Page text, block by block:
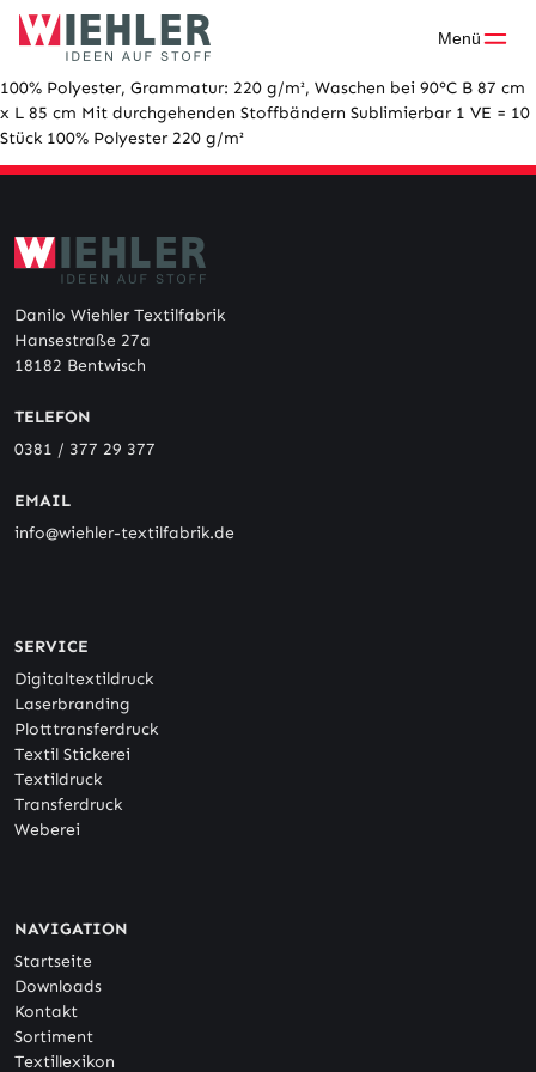
Skip
Menü
100% Polyester, Grammatur: 220 g/m², Waschen bei 90°C B 87 cm
x L 85 cm Mit durchgehenden Stoffbändern Sublimierbar 1 VE = 10
Stück 100% Polyester 220 g/m²
Danilo Wiehler Textilfabrik
Hansestraße 27a
18182 Bentwisch
TELEFON
0381 / 377 29 377
EMAIL
info@wiehler-textilfabrik.de
SERVICE
Digitaltextildruck
Laserbranding
Plotttransferdruck
Textil Stickerei
Textildruck
Transferdruck
Weberei
NAVIGATION
Startseite
Downloads
Kontakt
Sortiment
Textillexikon